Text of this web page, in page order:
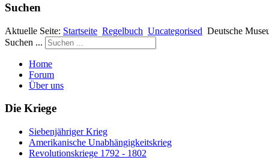
Suchen
Aktuelle Seite: Startseite Regelbuch Uncategorised Deutsche
Suchen ...
Home
Forum
Über uns
Die Kriege
Siebenjähriger Krieg
Amerikanische Unabhängigkeitskrieg
Revolutionskriege 1792 - 1802